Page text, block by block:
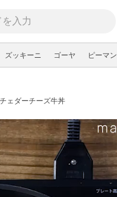
ズッキーニ ゴーヤ ピーマン
ェダーチーズ牛丼